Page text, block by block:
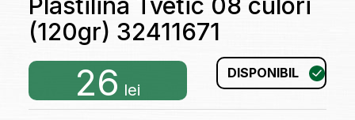
(120gr) 32411671
26 lei
DISPONIBIL